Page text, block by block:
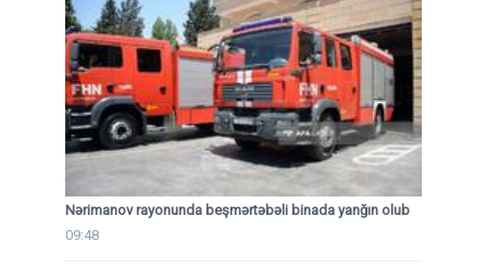
Nərimanov rayonunda beşmərtəbəli binada yanğın olub
09:48